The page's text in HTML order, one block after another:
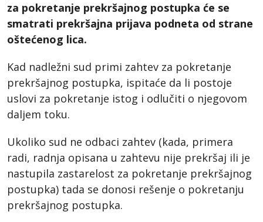
za pokretanje prekršajnog postupka će se
smatrati prekršajna prijava podneta od strane
oštećenog lica.
Kad nadležni sud primi zahtev za pokretanje
prekršajnog postupka, ispitaće da li postoje
uslovi za pokretanje istog i odlučiti o njegovom
daljem toku.
Ukoliko sud ne odbaci zahtev (kada, primera
radi, radnja opisana u zahtevu nije prekršaj ili je
nastupila zastarelost za pokretanje prekršajnog
postupka) tada se donosi rešenje o pokretanju
prekršajnog postupka.